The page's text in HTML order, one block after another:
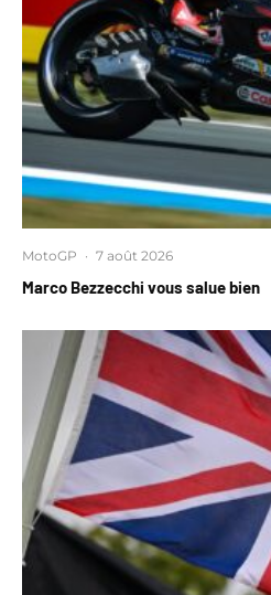
MotoGP · 7 août 2026
Marco Bezzecchi vous salue bien